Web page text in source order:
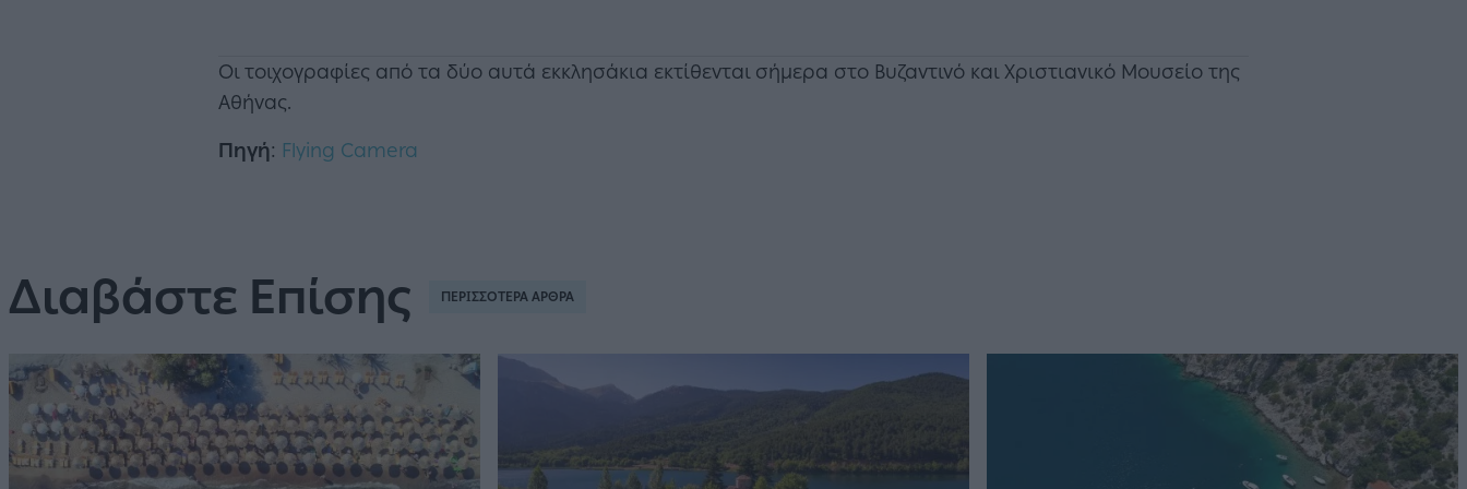
Οι τοιχογραφίες από τα δύο αυτά εκκλησάκια εκτίθενται σήμερα στο Βυζαντινό και Χριστιανικό Μουσείο της
Αθήνας.
Πηγή: Flying Camera
Διαβάστε Επίσης ΠΕΡΙΣΣΟΤΕΡΑ ΑΡΘΡΑ